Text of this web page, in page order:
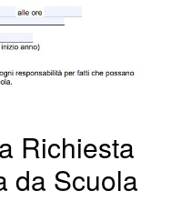
Richiesta
da Scuola